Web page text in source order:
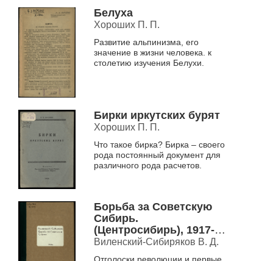
Белуха
Хороших П. П.
Развитие альпинизма, его
значение в жизни человека. к
столетию изучения Белухи.
Бирки иркутских бурят
Хороших П. П.
Что такое бирка? Бирка – своего
рода постоянный документ для
различного рода расчетов.
Борьба за Советскую
Сибирь.
(Центросибирь), 1917-
1918 гг
Виленский-Сибиряков В. Д.